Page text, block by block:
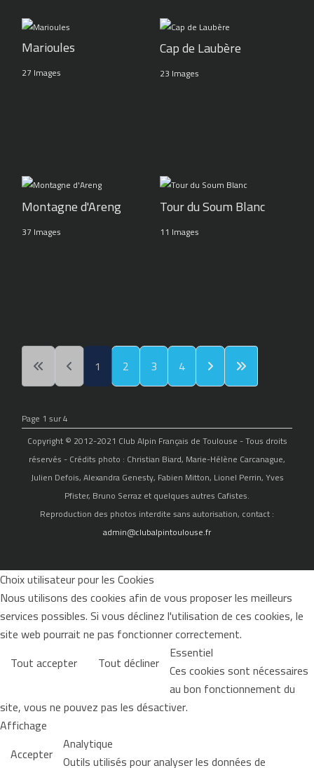
Marioules
27 Images
Cap de Laubère
23 Images
Montagne d'Areng
37 Images
Tour du Soum Blanc
11 Images
1 2 3 4
Page 1 sur 4
Copyright © 2012-2021 Club Alpin Français de Toulouse - Tous droits
réservés - Crédits photo : Christian Biard, Marie-Hélène Carcanague,
Julien Defois, Alexandra Genesty, Fabien Mitton, Lionel Perrin, Yves
Pfister, Bruno Serraz et quelques autres Cafistes.
Reproduction des photos interdite sans autorisation, contact :
admin@clubalpintoulouse.fr
Choix utilisateur pour les Cookies
Nous utilisons des cookies afin de vous proposer les meilleurs
services possibles. Si vous déclinez l'utilisation de ces cookies, le
site web pourrait ne pas fonctionner correctement.
Tout accepter
Tout décliner Essentiel
Ces cookies sont nécessaires
au bon fonctionnement du
site, vous ne pouvez pas les désactiver.
Affichage
Accepter Analytique
Outils utilisés pour analyser les données de